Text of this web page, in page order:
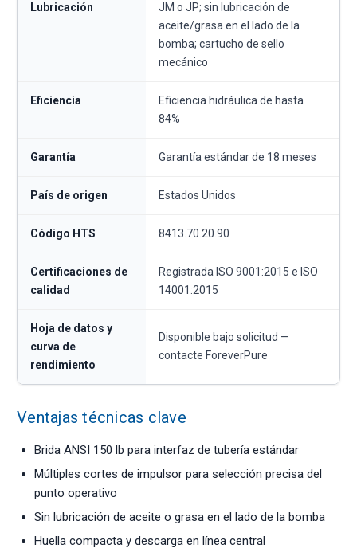
Lubricación
JM o JP; sin lubricación de
aceite/grasa en el lado de la
bomba; cartucho de sello
mecánico
Eficiencia
Eficiencia hidráulica de hasta
84%
Garantía Garantía estándar de 18 meses
País de origen Estados Unidos
Código HTS 8413.70.20.90
Certificaciones de
calidad
Registrada ISO 9001:2015 e ISO
14001:2015
Hoja de datos y
curva de
rendimiento
Disponible bajo solicitud —
contacte ForeverPure
Ventajas técnicas clave
Brida ANSI 150 lb para interfaz de tubería estándar
Múltiples cortes de impulsor para selección precisa del
punto operativo
Sin lubricación de aceite o grasa en el lado de la bomba
Huella compacta y descarga en línea central